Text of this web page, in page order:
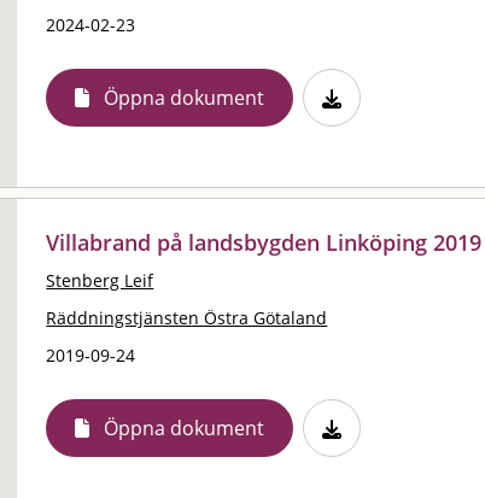
2024-02-23
Öppna dokument
Villabrand på landsbygden Linköping 2019
Stenberg Leif
Räddningstjänsten Östra Götaland
2019-09-24
Öppna dokument